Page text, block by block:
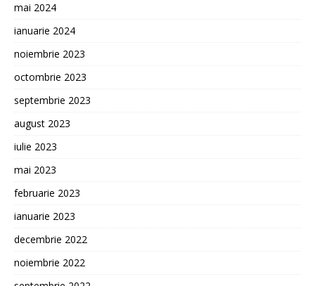
mai 2024
ianuarie 2024
noiembrie 2023
octombrie 2023
septembrie 2023
august 2023
iulie 2023
mai 2023
februarie 2023
ianuarie 2023
decembrie 2022
noiembrie 2022